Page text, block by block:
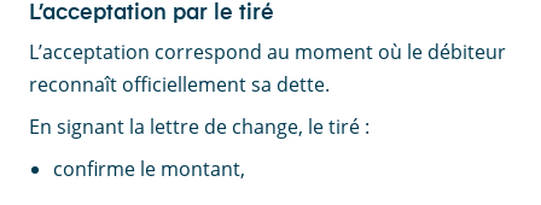
L’acceptation par le tiré
L’acceptation correspond au moment où le débiteur
reconnaît officiellement sa dette.
En signant la lettre de change, le tiré :
confirme le montant,